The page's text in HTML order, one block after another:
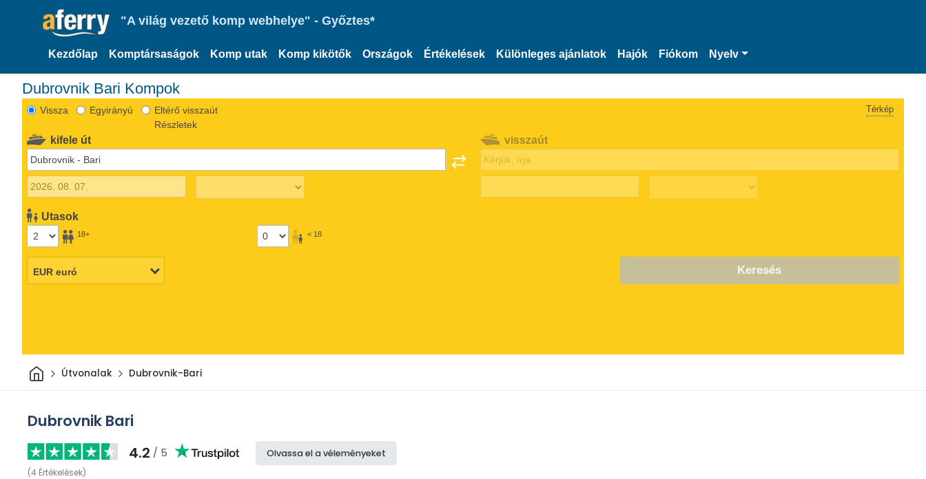
"A világ vezető komp webhelye" - Győztes*
Kezdőlap Komptársaságok Komp utak Komp kikötők Országok Értékelések Különleges ajánlatok Hajók Fiókom Nyelv
Dubrovnik Bari Kompok
Vissza Egyirányú
Eltérő visszaút
Részletek
Térkép
kifele út
Utasok
18+ < 18
visszaút
Keresés
Otthon
Útvonalak Dubrovnik-Bari
Dubrovnik Bari
4.2 / 5
(4 Értékelések)
Olvassa el a véleményeket